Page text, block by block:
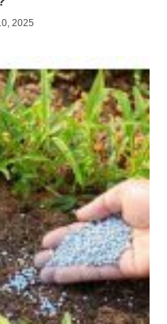
2025